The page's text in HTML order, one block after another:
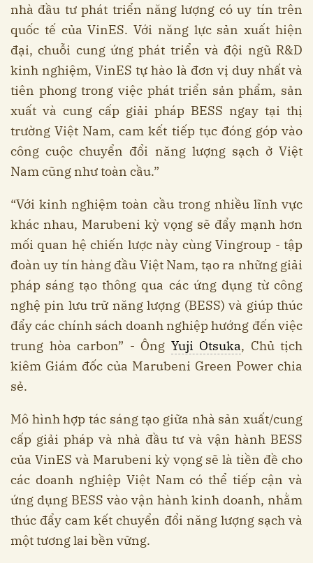
nhà đầu tư phát triển năng lượng có uy tín trên
quốc tế của VinES. Với năng lực sản xuất hiện
đại, chuỗi cung ứng phát triển và đội ngũ R&D
kinh nghiệm, VinES tự hào là đơn vị duy nhất và
tiên phong trong việc phát triển sản phẩm, sản
xuất và cung cấp giải pháp BESS ngay tại thị
trường Việt Nam, cam kết tiếp tục đóng góp vào
công cuộc chuyển đổi năng lượng sạch ở Việt
Nam cũng như toàn cầu.”
“Với kinh nghiệm toàn cầu trong nhiều lĩnh vực
khác nhau, Marubeni kỳ vọng sẽ đẩy mạnh hơn
mối quan hệ chiến lược này cùng Vingroup - tập
đoàn uy tín hàng đầu Việt Nam, tạo ra những giải
pháp sáng tạo thông qua các ứng dụng từ công
nghệ pin lưu trữ năng lượng (BESS) và giúp thúc
đẩy các chính sách doanh nghiệp hướng đến việc
trung hòa carbon” - Ông Yuji Otsuka, Chủ tịch
kiêm Giám đốc của Marubeni Green Power chia
sẻ.
Mô hình hợp tác sáng tạo giữa nhà sản xuất/cung
cấp giải pháp và nhà đầu tư và vận hành BESS
của VinES và Marubeni kỳ vọng sẽ là tiền đề cho
các doanh nghiệp Việt Nam có thể tiếp cận và
ứng dụng BESS vào vận hành kinh doanh, nhằm
thúc đẩy cam kết chuyển đổi năng lượng sạch và
một tương lai bền vững.